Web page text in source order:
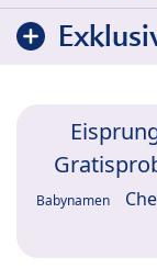
Babynamen